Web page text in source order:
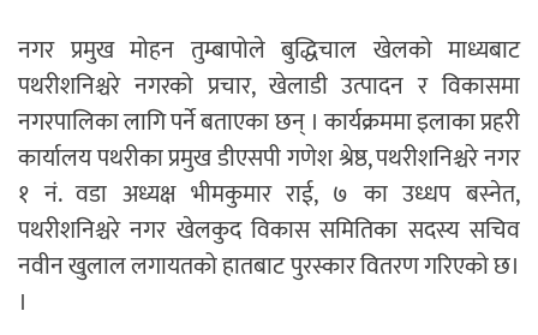
नगर प्रमुख मोहन तुम्बापोले बुद्धिचाल खेलको माध्यबाट
पथरीशनिश्चरे नगरको प्रचार, खेलाडी उत्पादन र विकासमा
नगरपालिका लागि पर्ने बताएका छन् । कार्यक्रममा इलाका प्रहरी
कार्यालय पथरीका प्रमुख डीएसपी गणेश श्रेष्ठ, पथरीशनिश्चरे नगर
१ नं. वडा अध्यक्ष भीमकुमार राई, ७ का उध्धप बस्नेत,
पथरीशनिश्चरे नगर खेलकुद विकास समितिका सदस्य सचिव
नवीन खुलाल लगायतको हातबाट पुरस्कार वितरण गरिएको छ।
।